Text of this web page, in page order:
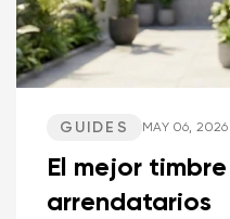
GUIDES MAY 06, 2026
El mejor
arrendatarios